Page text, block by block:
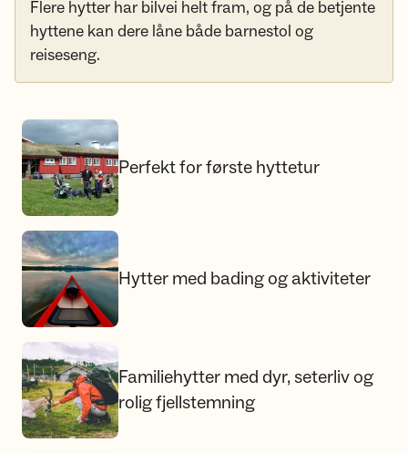
Flere hytter har bilvei helt fram, og på de betjente
hyttene kan dere låne både barnestol og
reiseseng.
Perfekt for første hyttetur
Perfekt for første hyttetur
Hytter med bading og aktiviteter
Hytter med bading og aktiviteter
Familiehytter med dyr, seterliv og rolig fjellstemning
Familiehytter med dyr, seterliv og
rolig fjellstemning